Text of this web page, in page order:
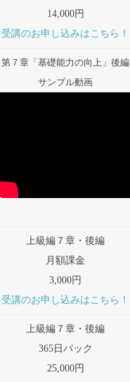
14,000円
受講のお申し込みはこちら！
第７章「基礎能力の向上」後編
サンプル動画
上級編７章・後編
月額課金
3,000円
受講のお申し込みはこちら！
上級編７章・後編
365日パック
25,000円